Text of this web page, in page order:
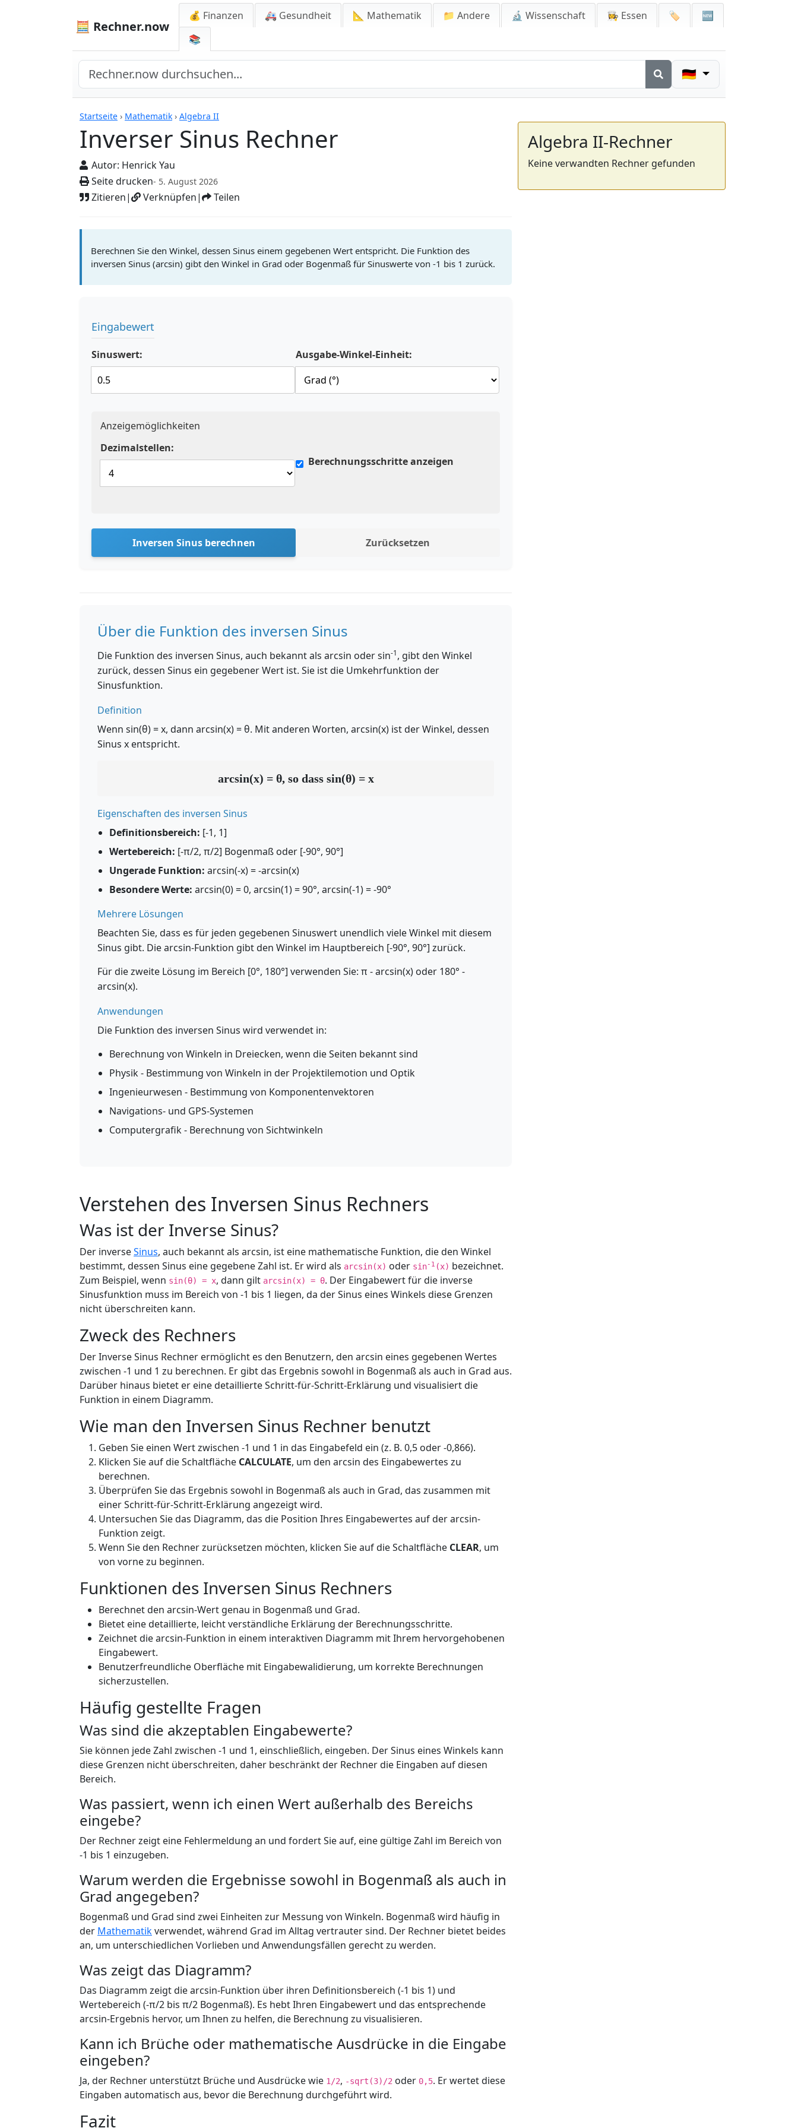
🧮 Rechner.now
💰 Finanzen 🚑 Gesundheit 📐 Mathematik 📁 Andere 🔬 Wissenschaft 👩‍🍳 Essen 🏷️
🆕
📚
🇩🇪
Startseite › Mathematik › Algebra II
Inverser Sinus Rechner
Autor: Henrick Yau
Seite drucken- 5. August 2026
Zitieren| Verknüpfen| Teilen
Rechner
Berechnen Sie den Winkel, dessen Sinus einem gegebenen Wert entspricht. Die Funktion des
inversen Sinus (arcsin) gibt den Winkel in Grad oder Bogenmaß für Sinuswerte von -1 bis 1 zurück.
Eingabewert
Sinuswert: Ausgabe-Winkel-Einheit:
Anzeigemöglichkeiten
Dezimalstellen:
Berechnungsschritte anzeigen
Inversen Sinus berechnen Zurücksetzen
Über die Funktion des inversen Sinus
Die Funktion des inversen Sinus, auch bekannt als arcsin oder sin-1, gibt den Winkel
zurück, dessen Sinus ein gegebener Wert ist. Sie ist die Umkehrfunktion der
Sinusfunktion.
Definition
Wenn sin(θ) = x, dann arcsin(x) = θ. Mit anderen Worten, arcsin(x) ist der Winkel, dessen
Sinus x entspricht.
arcsin(x) = θ, so dass sin(θ) = x
Eigenschaften des inversen Sinus
Definitionsbereich: [-1, 1]
Wertebereich: [-π/2, π/2] Bogenmaß oder [-90°, 90°]
Ungerade Funktion: arcsin(-x) = -arcsin(x)
Besondere Werte: arcsin(0) = 0, arcsin(1) = 90°, arcsin(-1) = -90°
Mehrere Lösungen
Beachten Sie, dass es für jeden gegebenen Sinuswert unendlich viele Winkel mit diesem
Sinus gibt. Die arcsin-Funktion gibt den Winkel im Hauptbereich [-90°, 90°] zurück.
Für die zweite Lösung im Bereich [0°, 180°] verwenden Sie: π - arcsin(x) oder 180° -
arcsin(x).
Anwendungen
Die Funktion des inversen Sinus wird verwendet in:
Berechnung von Winkeln in Dreiecken, wenn die Seiten bekannt sind
Physik - Bestimmung von Winkeln in der Projektilemotion und Optik
Ingenieurwesen - Bestimmung von Komponentenvektoren
Navigations- und GPS-Systemen
Computergrafik - Berechnung von Sichtwinkeln
Verstehen des Inversen Sinus Rechners
Was ist der Inverse Sinus?
Der inverseSinus, auch bekannt als arcsin, ist eine mathematische Funktion, die den Winkel
bestimmt, dessen Sinus eine gegebene Zahl ist. Er wird als arcsin(x) oder sin-1 (x) bezeichnet.
Zum Beispiel, wenn sin(θ) = x, dann gilt arcsin(x) = θ. Der Eingabewert für die inverse
Sinusfunktion muss im Bereich von -1 bis 1 liegen, da der Sinus eines Winkels diese Grenzen
nicht überschreiten kann.
Zweck des Rechners
Der Inverse Sinus Rechner ermöglicht es den Benutzern, den arcsin eines gegebenen Wertes
zwischen -1 und 1 zu berechnen. Er gibt das Ergebnis sowohl in Bogenmaß als auch in Grad aus.
Darüber hinaus bietet er eine detaillierte Schritt-für-Schritt-Erklärung und visualisiert die
Funktion in einem Diagramm.
Wie man den Inversen Sinus Rechner benutzt
Geben Sie einen Wert zwischen -1 und 1 in das Eingabefeld ein (z. B. 0,5 oder -0,866).
Klicken Sie auf die Schaltfläche CALCULATE, um den arcsin des Eingabewertes zu
berechnen.
Überprüfen Sie das Ergebnis sowohl in Bogenmaß als auch in Grad, das zusammen mit
einer Schritt-für-Schritt-Erklärung angezeigt wird.
Untersuchen Sie das Diagramm, das die Position Ihres Eingabewertes auf der arcsin-
Funktion zeigt.
Wenn Sie den Rechner zurücksetzen möchten, klicken Sie auf die Schaltfläche CLEAR, um
von vorne zu beginnen.
Funktionen des Inversen Sinus Rechners
Berechnet den arcsin-Wert genau in Bogenmaß und Grad.
Bietet eine detaillierte, leicht verständliche Erklärung der Berechnungsschritte.
Zeichnet die arcsin-Funktion in einem interaktiven Diagramm mit Ihrem hervorgehobenen
Eingabewert.
Benutzerfreundliche Oberfläche mit Eingabewalidierung, um korrekte Berechnungen
sicherzustellen.
Häufig gestellte Fragen
Was sind die akzeptablen Eingabewerte?
Sie können jede Zahl zwischen -1 und 1, einschließlich, eingeben. Der Sinus eines Winkels kann
diese Grenzen nicht überschreiten, daher beschränkt der Rechner die Eingaben auf diesen
Bereich.
Was passiert, wenn ich einen Wert außerhalb des Bereichs
eingebe?
Der Rechner zeigt eine Fehlermeldung an und fordert Sie auf, eine gültige Zahl im Bereich von
-1 bis 1 einzugeben.
Warum werden die Ergebnisse sowohl in Bogenmaß als auch in
Grad angegeben?
Bogenmaß und Grad sind zwei Einheiten zur Messung von Winkeln. Bogenmaß wird häufig in
der Mathematikverwendet, während Grad im Alltag vertrauter sind. Der Rechner bietet beides
an, um unterschiedlichen Vorlieben und Anwendungsfällen gerecht zu werden.
Was zeigt das Diagramm?
Das Diagramm zeigt die arcsin-Funktion über ihren Definitionsbereich (-1 bis 1) und
Wertebereich (-π/2 bis π/2 Bogenmaß). Es hebt Ihren Eingabewert und das entsprechende
arcsin-Ergebnis hervor, um Ihnen zu helfen, die Berechnung zu visualisieren.
Kann ich Brüche oder mathematische Ausdrücke in die Eingabe
eingeben?
Ja, der Rechner unterstützt Brüche und Ausdrücke wie 1/2, -sqrt(3)/2 oder 0,5. Er wertet diese
Eingaben automatisch aus, bevor die Berechnung durchgeführt wird.
Fazit
Algebra II-Rechner
Keine verwandten Rechner gefunden